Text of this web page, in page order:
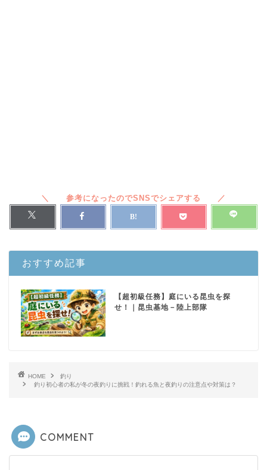
おすすめ記事
【超初級任務】庭にいる昆虫を探
せ！｜昆虫基地－陸上部隊
HOME
釣り
釣り初心者の私が冬の夜釣りに挑戦！釣れる魚と夜釣りの注意点や対策は？
COMMENT